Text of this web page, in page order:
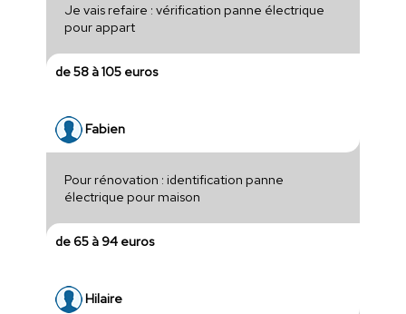
Je vais refaire : vérification panne électrique
pour appart
de 58 à 105 euros
Fabien
Pour rénovation : identification panne
électrique pour maison
de 65 à 94 euros
Hilaire